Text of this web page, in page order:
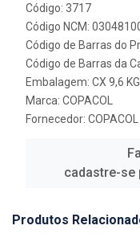
Código: 3717
Código NCM:
Código de Barras do
Código de Barras da
Embalagem: CX 9,6 KG
Marca: COPACOL
Fornecedor: COPACOL
cadastre-se
Produtos